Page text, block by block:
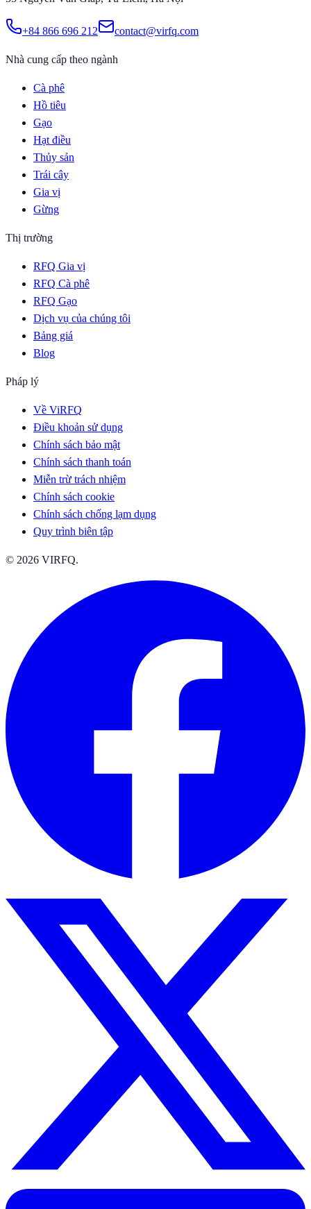
+84 866 696 212 contact@virfq.com
Nhà cung cấp theo ngành
Cà phê
Hồ tiêu
Gạo
Hạt điều
Thủy sản
Trái cây
Gia vị
Gừng
Thị trường
RFQ Gia vị
RFQ Cà phê
RFQ Gạo
Dịch vụ của chúng tôi
Bảng giá
Blog
Pháp lý
Về ViRFQ
Điều khoản sử dụng
Chính sách bảo mật
Chính sách thanh toán
Miễn trừ trách nhiệm
Chính sách cookie
Chính sách chống lạm dụng
Quy trình biên tập
© 2026 VIRFQ.